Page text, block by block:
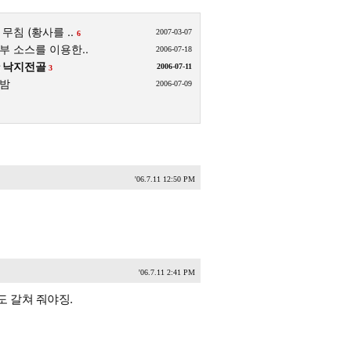
침 (황사를 .. 6 2007-03-07
소스를 이용한.. 2006-07-18
낙지전골 3 2006-07-11
2006-07-09
'06.7.11 12:50 PM
'06.7.11 2:41 PM
갈쳐 줘야징.